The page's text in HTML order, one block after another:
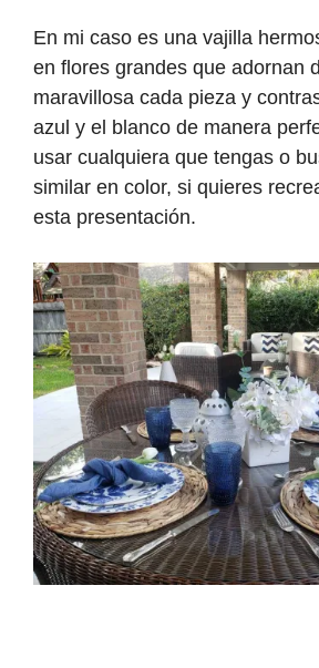
En mi caso es una vajilla
en flores grandes que adornan
maravillosa cada pieza y
azul y el blanco de manera
usar cualquiera que tengas o
similar en color, si quieres
esta presentación.